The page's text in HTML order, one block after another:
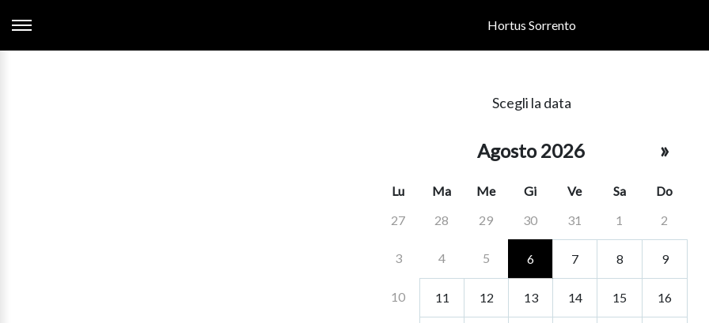
Hortus Sorrento
Scegli la data
Agosto 2026 »
Lu Ma Me Gi Ve Sa
Do
27
28 29 30 31 1 2
3 4 5 6 7 8 9
10 11 12 13 14 15 16